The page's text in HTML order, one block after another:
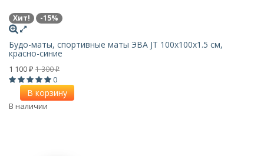
Хит! -15%
Будо-маты, спортивные маты ЭВА JT 100х100x1.5 см,
красно-синие
1 100 ₽ 1 300₽
0
В корзину
В наличии